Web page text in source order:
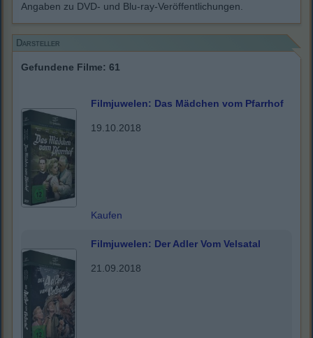
Angaben zu DVD- und Blu-ray-Veröffentlichungen.
Darsteller
Gefundene Filme: 61
Filmjuwelen: Das Mädchen vom Pfarrhof
19.10.2018
Kaufen
Filmjuwelen: Der Adler Vom Velsatal
21.09.2018